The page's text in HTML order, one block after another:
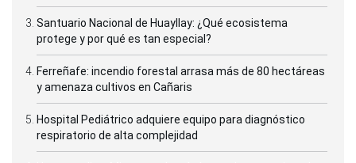
Santuario Nacional de Huayllay: ¿Qué ecosistema
protege y por qué es tan especial?
Ferreñafe: incendio forestal arrasa más de 80 hectáreas
y amenaza cultivos en Cañaris
Hospital Pediátrico adquiere equipo para diagnóstico
respiratorio de alta complejidad